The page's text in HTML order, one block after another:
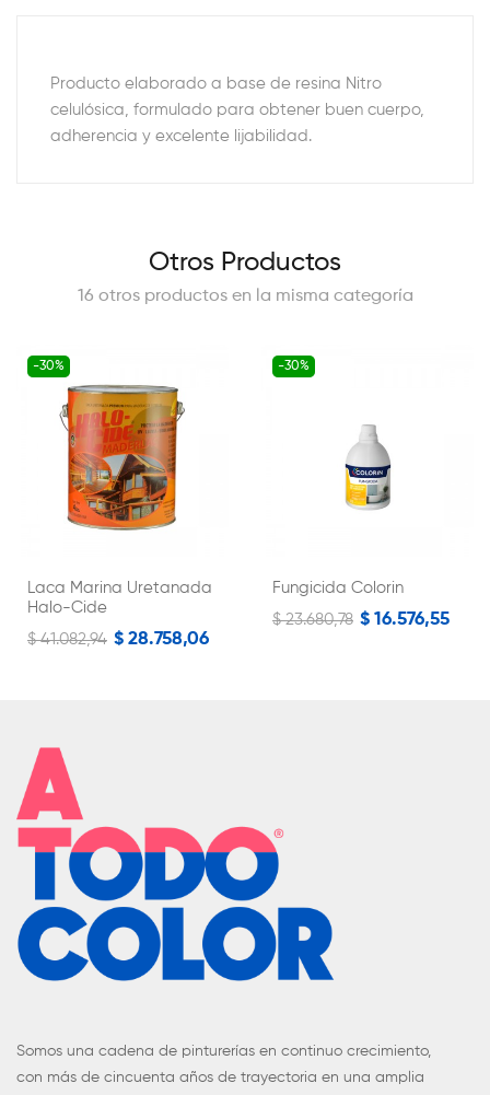
Producto elaborado a base de resina Nitro
celulósica, formulado para obtener buen cuerpo,
adherencia y excelente lijabilidad.
Otros Productos
16 otros productos en la misma categoría
-30%
Laca Marina Uretanada
Halo-Cide
$ 41.082,94 $ 28.758,06
-30%
Fungicida Colorin
$ 23.680,78 $ 16.576,55
Somos una cadena de pinturerías en continuo crecimiento,
con más de cincuenta años de trayectoria en una amplia